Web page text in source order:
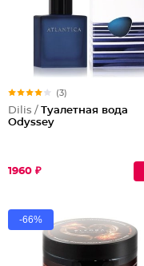
(3)
Dilis / Туалетная вода
Odyssey
1960 ₽
-66%